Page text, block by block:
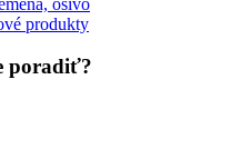
produkty
poradiť?